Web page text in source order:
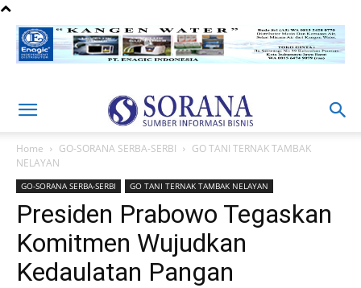
Home GO-SORANA SERBA-SERBI
GO TANI TERNAK TAMBAK
NELAYAN
GO-SORANA SERBA-SERBI GO TANI TERNAK TAMBAK NELAYAN
Presiden Prabowo Tegaskan
Komitmen Wujudkan
Kedaulatan Pangan